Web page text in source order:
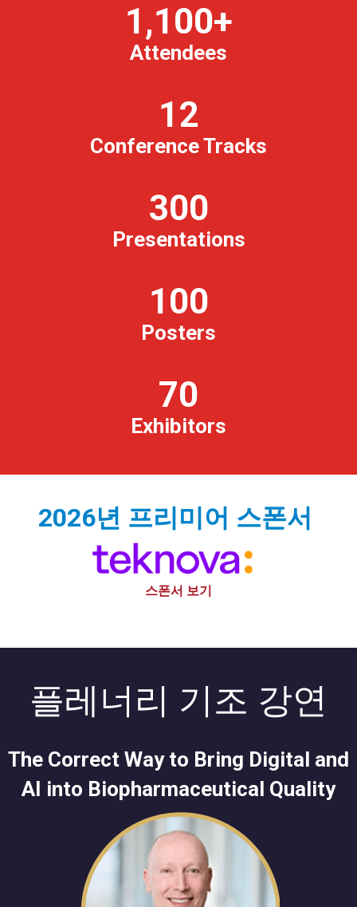
1,100+
Attendees
12
Conference Tracks
300
Presentations
100
Posters
70
Exhibitors
2026년 프리미어 스폰서
스폰서 보기
플레너리 기조 강연
The Correct Way to Bring Digital and
AI into Biopharmaceutical Quality